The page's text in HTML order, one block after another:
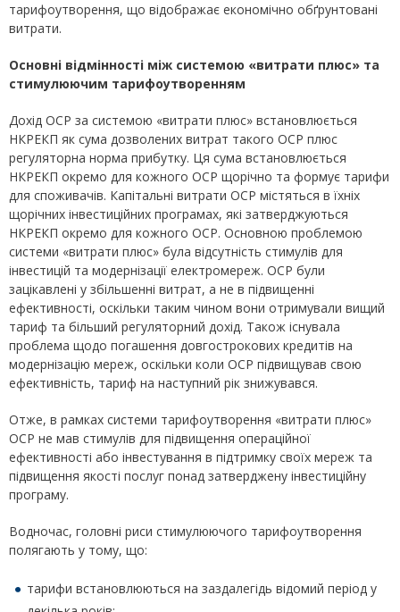
тарифоутворення, що відображає економічно обґрунтовані
витрати.
Основні відмінності між системою «витрати плюс» та
стимулюючим тарифоутворенням
Дохід ОСР за системою «витрати плюс» встановлюється
НКРЕКП як сума дозволених витрат такого ОСР плюс
регуляторна норма прибутку. Ця сума встановлюється
НКРЕКП окремо для кожного ОСР щорічно та формує тарифи
для споживачів. Капітальні витрати ОСР містяться в їхніх
щорічних інвестиційних програмах, які затверджуються
НКРЕКП окремо для кожного ОСР. Основною проблемою
системи «витрати плюс» була відсутність стимулів для
інвестицій та модернізації електромереж. ОСР були
зацікавлені у збільшенні витрат, а не в підвищенні
ефективності, оскільки таким чином вони отримували вищий
тариф та більший регуляторний дохід. Також існувала
проблема щодо погашення довгострокових кредитів на
модернізацію мереж, оскільки коли ОСР підвищував свою
ефективність, тариф на наступний рік знижувався.
Отже, в рамках системи тарифоутворення «витрати плюс»
ОСР не мав стимулів для підвищення операційної
ефективності або інвестування в підтримку своїх мереж та
підвищення якості послуг понад затверджену інвестиційну
програму.
Водночас, головні риси стимулюючого тарифоутворення
полягають у тому, що:
тарифи встановлюються на заздалегідь відомий період у